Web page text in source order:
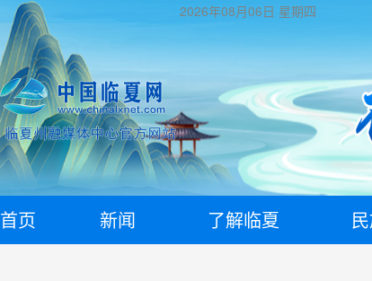
2026年08月06日 星期四
首页 新闻 了解临夏